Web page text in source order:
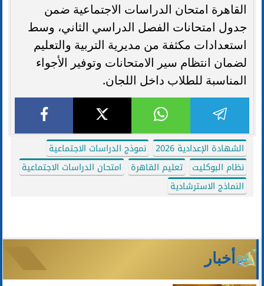
القاهرة امتحان الدراسات الاجتماعية ضمن
جدول امتحانات الفصل الدراسي الثاني، وسط
استعدادات مكثفة من مديرية التربية والتعليم
لضمان انتظام سير الامتحانات وتوفير الأجواء
المناسبة للطلاب داخل اللجان.
الشهادة الإعدادية 2026
نموذج الدراسات الاجتماعية
نظام البوكليت
تعليم القاهرة
امتحان الدراسات الاجتماعية
النماذج الاسترشادية
أخبار